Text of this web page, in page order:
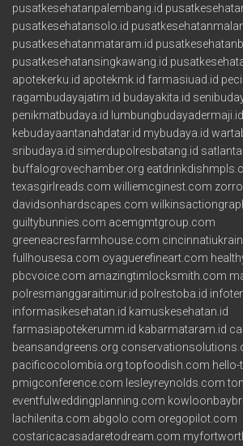
pusatkesehatanpalembang.id
pusatkesehatansolo.id
pusatkesehatanmataram.id
pusatkesehatansingkawang.id
apotekerku.id apotekmk.id farmasiuad.id
ragambudayajatim.id budayakita.id
penikmatbudaya.id lumbungbudayadermaji.id
kebudayaantanahdatar.id mybudaya.id
sribudaya.id simerdupolresbatang.id
buffalogrovechamber.org
texasgirlreads.com williemcginest.com
davidsonhardscapes.com
guiltybunnies.com acemgmtgroup.com
greeneacresfarmhouse.com
fullhousesa.com oyaguerefineart.com
pbcvoice.com amazingtimlocksmith.com
polresmanggaraitimur.id polrestoba.id
informasikesehatan.id kamuskesehatan.id
farmasiapotekerumm.id kabarmataram.id
beansandgreens.org
pacificocolombia.org topfoodish.com
pmigconference.com lesleyreynolds.com
eventfulweddingplanning.com
lachilenita.com abgolo.com oregopilot.com
costaricacasadaretodream.com